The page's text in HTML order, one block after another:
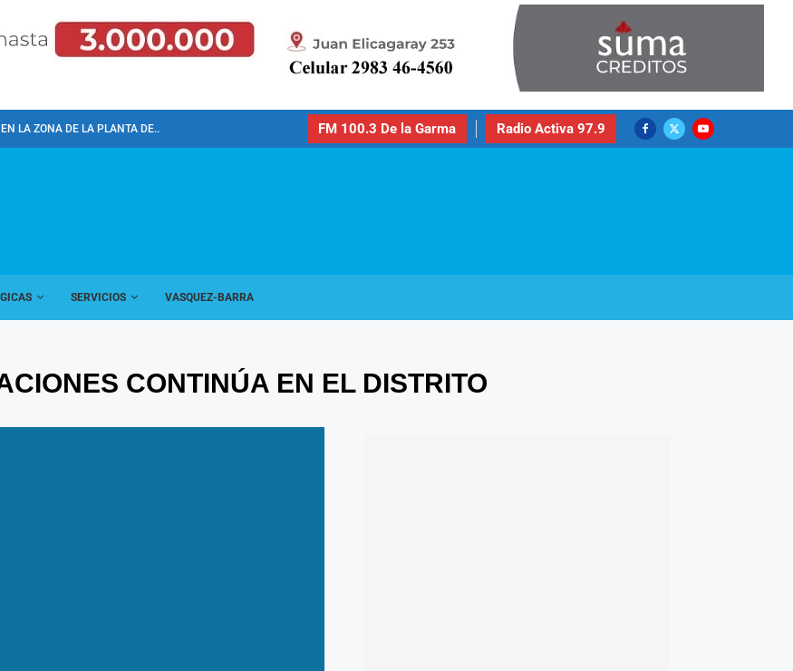
LA ZONA DE LA PLANTA DE... FM 100.3 De la Garma Radio Activa 97.9
SERVICIOS VASQUEZ-BARRA
CONTINÚA EN EL DISTRITO